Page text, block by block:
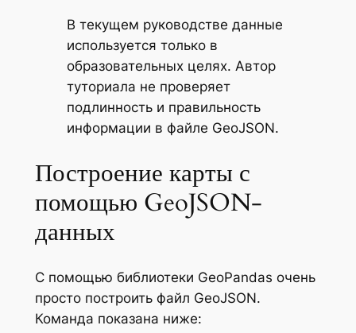
В текущем руководстве данные
используется только в
образовательных целях. Автор
туториала не проверяет
подлинность и правильность
информации в файле GeoJSON.
Построение карты с
помощью GeoJSON-
данных
С помощью библиотеки GeoPandas очень
просто построить файл GeoJSON.
Команда показана ниже: